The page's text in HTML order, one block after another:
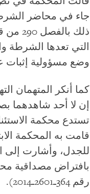
جاء في محاضر
ذلك
التي تعدها الشرطة
وضع مسؤولية إثبات
كما أنكر المتهمان
إن لا أحد شاهدهما
تستدع محكمة
قامت به المحكمة
للجدل، وأشارت إلى
رقم 364ـ2601ـ2014).